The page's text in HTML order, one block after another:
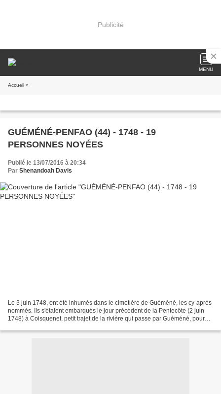
Publicité
MENU
Accueil »
GUÉMÉNÉ-PENFAO (44) - 1748 - 19
PERSONNES NOYÉES
Publié le 13/07/2016 à 20:34
Par Shenandoah Davis
Le 3 juin 1748, ont été inhumés dans le cimetière de Guéméné, les cy-après
nommés. Ils s'étaient embarqués le jour précédent de la Pentecôte (2 juin
1748) à Coisquenet, petit trajet de la rivière qui passe par Guéméné, pour